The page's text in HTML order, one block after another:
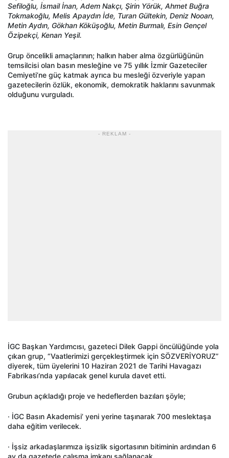
Sefiloğlu, İsmail İnan, Adem Nakçı, Şirin Yörük, Ahmet Buğra
Tokmakoğlu, Melis Apaydın İde, Turan Gültekin, Deniz Nooan,
Metin Aydın, Gökhan Köküşoğlu, Metin Burmalı, Esin Gençel
Özipekçi, Kenan Yeşil.
Grup öncelikli amaçlarının; halkın haber alma özgürlüğünün
temsilcisi olan basın mesleğine ve 75 yıllık İzmir Gazeteciler
Cemiyeti’ne güç katmak ayrıca bu mesleği özveriyle yapan
gazetecilerin özlük, ekonomik, demokratik haklarını savunmak
olduğunu vurguladı.
- REKLAM -
İGC Başkan Yardımcısı, gazeteci Dilek Gappi öncülüğünde yola
çıkan grup, “Vaatlerimizi gerçekleştirmek için SÖZVERİYORUZ”
diyerek, tüm üyelerini 10 Haziran 2021 de Tarihi Havagazı
Fabrikası’nda yapılacak genel kurula davet etti.
Grubun açıkladığı proje ve hedeflerden bazıları şöyle;
· İGC Basın Akademisi’ yeni yerine taşınarak 700 meslektaşa
daha eğitim verilecek.
· İşsiz arkadaşlarımıza işsizlik sigortasının bitiminin ardından 6
ay da gazetede çalışma imkanı sağlanacak.